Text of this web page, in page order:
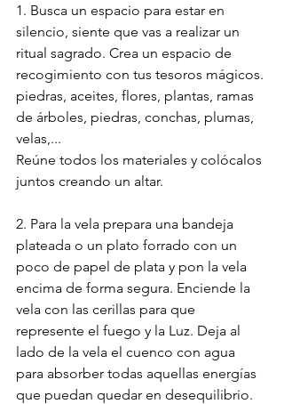
1. Busca un espacio para estar en
silencio, siente que vas a realizar un
ritual sagrado. Crea un espacio de
recogimiento con tus tesoros mágicos.
piedras, aceites, flores, plantas, ramas
de árboles, piedras, conchas, plumas,
velas,...
Reúne todos los materiales y colócalos
juntos creando un altar.
2. Para la vela prepara una bandeja
plateada o un plato forrado con un
poco de papel de plata y pon la vela
encima de forma segura. Enciende la
vela con las cerillas para que
represente el fuego y la Luz. Deja al
lado de la vela el cuenco con agua
para absorber todas aquellas energías
que puedan quedar en desequilibrio.